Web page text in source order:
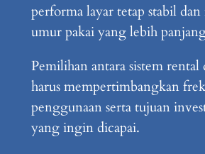
performa layar tetap stabil
umur pakai yang lebih
Pemilihan antara sistem
harus mempertimbangkan
penggunaan serta tujuan
yang ingin dicapai.